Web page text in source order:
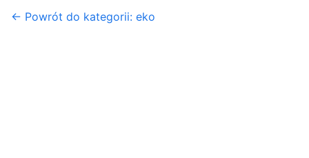
← Powrót do kategorii: eko